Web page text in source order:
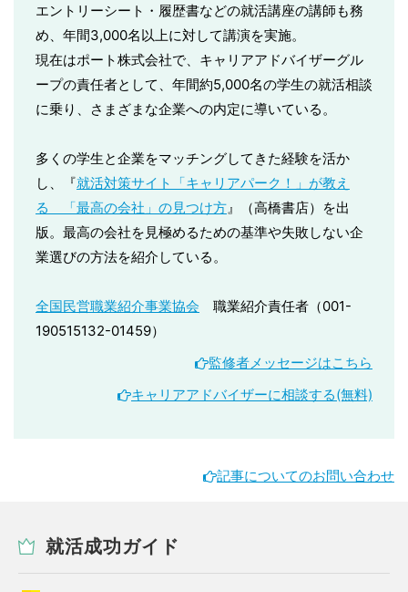
エントリーシート・履歴書などの就活講座の講師も務
め、年間3,000名以上に対して講演を実施。
現在はポート株式会社で、キャリアアドバイザーグル
ープの責任者として、年間約5,000名の学生の就活相談
に乗り、さまざまな企業への内定に導いている。
多くの学生と企業をマッチングしてきた経験を活か
し、『就活対策サイト「キャリアパーク！」が教え
る 「最高の会社」の見つけ方』（高橋書店）を出
版。最高の会社を見極めるための基準や失敗しない企
業選びの方法を紹介している。
全国民営職業紹介事業協会 職業紹介責任者（001-
190515132-01459）
監修者メッセージはこちら
キャリアアドバイザーに相談する(無料)
記事についてのお問い合わせ
就活成功ガイド